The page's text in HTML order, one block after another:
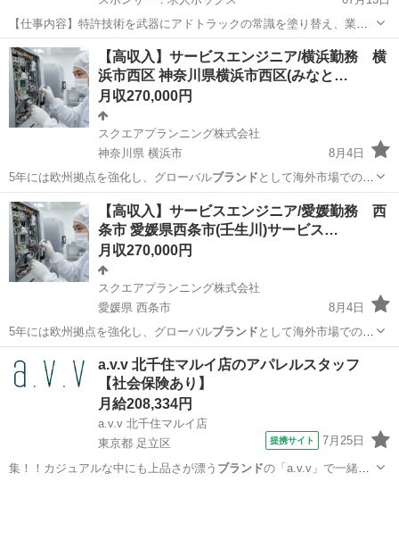
【仕事内容】特許技術を武器にアドトラックの常識を塗り替え、業界
標準を再定義する 仕事内容: 「ポジションの魅力」 「アドトラック=
うるさい」。そのネガティブなイメージを塗り替え、「インパクト×デ
ータ」で次世代モビリティマーケティン...
正社員
【高収入】サービスエンジニア/横浜勤務 横
浜市西区 神奈川県横浜市西区(みなと…
月収270,000円
スクエアプランニング株式会社
神奈川県 横浜市
8月4日
5年には欧州拠点を強化し、グローバルブランド として海外市場での存
在感をさらに高め…
神奈川 横浜市 その他 業務
【高収入】サービスエンジニア/愛媛勤務 西
条市 愛媛県西条市(壬生川)サービス…
月収270,000円
スクエアプランニング株式会社
愛媛県 西条市
8月4日
5年には欧州拠点を強化し、グローバルブランド として海外市場での存
在感をさらに高め…
その他
a.v.v 北千住マルイ店のアパレルスタッフ
【社会保険あり】
月給208,334円
a.v.v 北千住マルイ店
東京都 足立区
提携サイト 7月25日
集！！カジュアルな中にも上品さが漂う ブランドの「a.v.v」で一緒に